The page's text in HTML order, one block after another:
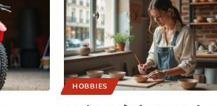
HOBBIES